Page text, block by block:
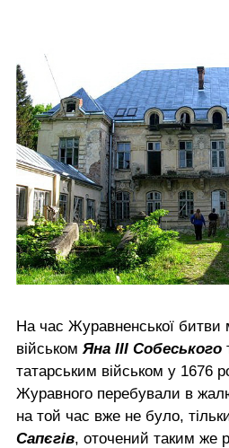
На час Журавненської битви
військом Яна ІІІ Собеського
татарським військом у 1676
Журавного перебували в
на той час вже не було,
Сапєгів, оточений таким же